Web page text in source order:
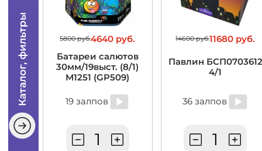
Каталог, фильтры 5800 руб.4640 руб.
Батареи салютов
30мм/19выст. (8/1)
M1251 (GP509)
19 залпов
14600 руб.11680 руб.
Павлин БСП0703612
4/1
36 залпов